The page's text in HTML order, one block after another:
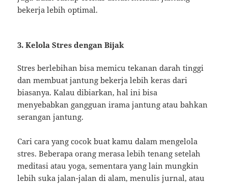
bekerja lebih optimal.
3. Kelola Stres dengan Bijak
Stres berlebihan bisa memicu tekanan darah tinggi
dan membuat jantung bekerja lebih keras dari
biasanya. Kalau dibiarkan, hal ini bisa
menyebabkan gangguan irama jantung atau bahkan
serangan jantung.
Cari cara yang cocok buat kamu dalam mengelola
stres. Beberapa orang merasa lebih tenang setelah
meditasi atau yoga, sementara yang lain mungkin
lebih suka jalan-jalan di alam, menulis jurnal, atau